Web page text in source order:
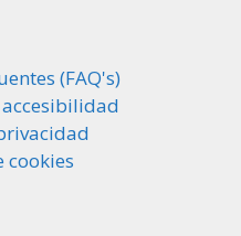
(FAQ's)
cookies